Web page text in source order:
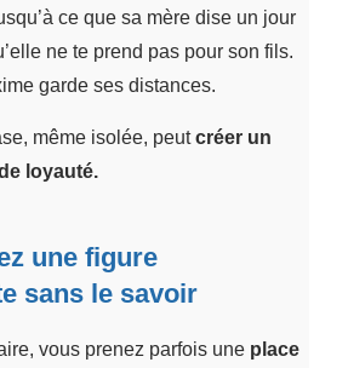
ce que sa mère dise un jour
ne te prend pas pour son fils.
garde ses distances.
même isolée, peutcréer un
loyauté.
une figure
sans le savoir
vous prenez parfois une place